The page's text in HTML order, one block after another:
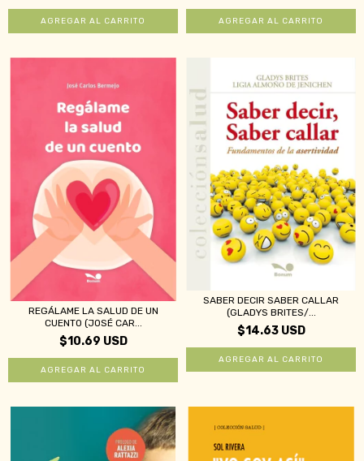
REGÁLAME LA SALUD DE UN
CUENTO (JOSÉ CAR...
$10.69 USD
SABER DECIR SABER CALLAR
(GLADYS BRITES/...
$14.63 USD